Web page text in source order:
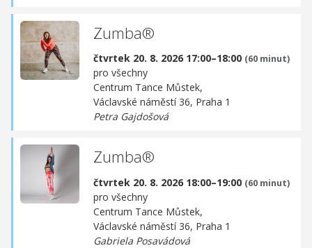
Zumba®
čtvrtek 20. 8. 2026 17:00–18:00 (60 minut)
pro všechny
Centrum Tance Můstek,
Václavské náměstí 36, Praha 1
Petra Gajdošová
Zumba®
čtvrtek 20. 8. 2026 18:00–19:00 (60 minut)
pro všechny
Centrum Tance Můstek,
Václavské náměstí 36, Praha 1
Gabriela Posavádová